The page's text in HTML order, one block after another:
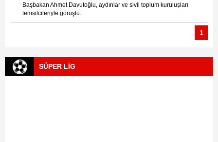
Başbakan Ahmet Davutoğlu, aydınlar ve sivil toplum kuruluşları
temsilcileriyle görüştü.
1
SÜPER LİG